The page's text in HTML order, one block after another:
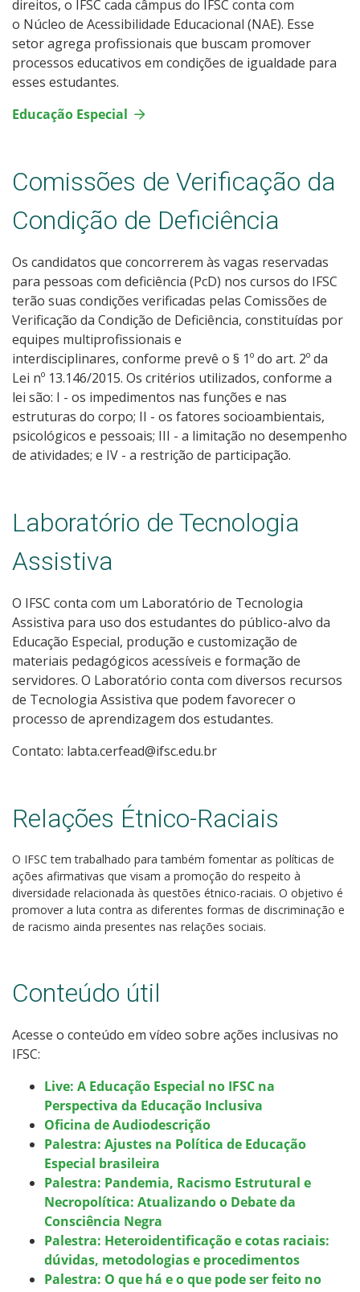
direitos, o IFSC cada câmpus do IFSC conta com
o Núcleo de Acessibilidade Educacional (NAE). Esse
setor agrega profissionais que buscam promover
processos educativos em condições de igualdade para
esses estudantes.
Educação Especial
Comissões de Verificação da
Condição de Deficiência
Os candidatos que concorrerem às vagas reservadas
para pessoas com deficiência (PcD) nos cursos do IFSC
terão suas condições verificadas pelas Comissões de
Verificação da Condição de Deficiência, constituídas por
equipes multiprofissionais e
interdisciplinares, conforme prevê o § 1º do art. 2º da
Lei nº 13.146/2015. Os critérios utilizados, conforme a
lei são: I - os impedimentos nas funções e nas
estruturas do corpo; II - os fatores socioambientais,
psicológicos e pessoais; III - a limitação no desempenho
de atividades; e IV - a restrição de participação.
Laboratório de Tecnologia
Assistiva
O IFSC conta com um Laboratório de Tecnologia
Assistiva para uso dos estudantes do público-alvo da
Educação Especial, produção e customização de
materiais pedagógicos acessíveis e formação de
servidores. O Laboratório conta com diversos recursos
de Tecnologia Assistiva que podem favorecer o
processo de aprendizagem dos estudantes.
Contato: labta.cerfead@ifsc.edu.br
Relações Étnico-Raciais
O IFSC tem trabalhado para também fomentar as políticas de
ações afirmativas que visam a promoção do respeito à
diversidade relacionada às questões étnico-raciais. O objetivo é
promover a luta contra as diferentes formas de discriminação e
de racismo ainda presentes nas relações sociais.
Conteúdo útil
Acesse o conteúdo em vídeo sobre ações inclusivas no
IFSC:
Live: A Educação Especial no IFSC na
Perspectiva da Educação Inclusiva
Oficina de Audiodescrição
Palestra: Ajustes na Política de Educação
Especial brasileira
Palestra: Pandemia, Racismo Estrutural e
Necropolítica: Atualizando o Debate da
Consciência Negra
Palestra: Heteroidentificação e cotas raciais:
dúvidas, metodologias e procedimentos
Palestra: O que há e o que pode ser feito no